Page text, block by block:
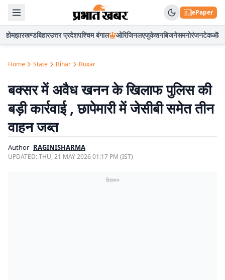
ePaper
होमझारखण्डबिहारउत्तर प्रदेशपश्चिम बंगाल ओरिजिनलएजुकेशनबिजनेसमनोरंजनटेकऑटो
Home State Bihar Buxar
बक्सर में अवैध खनन के खिलाफ पुलिस की
बड़ी कार्रवाई , छापेमारी में जेसीबी समेत तीन
वाहन जब्त
Author RAGINISHARMA
UPDATED:THU, 21 MAY 2026 01:17 PM (IST)
विज्ञापन